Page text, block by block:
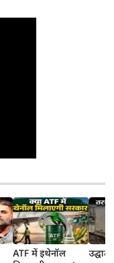
ATF में इथेनॉल